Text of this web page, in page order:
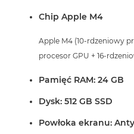
Chip Apple M4
Apple M4 (10-rdzeniowy
procesor GPU + 16-
Pamięć RAM: 24 GB
Dysk: 512 GB SSD
Powłoka ekranu: